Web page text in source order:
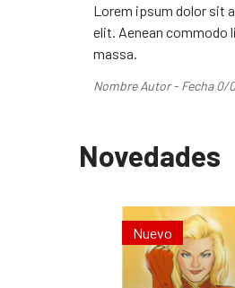
Lorem ipsum dolor sit
elit. Aenean commodo
massa.
Nombre Autor - Fecha 0/
Novedades
Nuevo